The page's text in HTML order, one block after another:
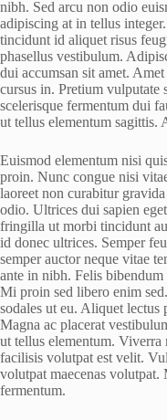
nibh. Sed arcu non odio
adipiscing at in tellus
tincidunt id aliquet risus
phasellus vestibulum.
dui accumsan sit amet.
cursus in. Pretium vulputate
scelerisque fermentum dui
ut tellus elementum sagittis.
Euismod elementum nisi
proin. Nunc congue nisi
laoreet non curabitur
odio. Ultrices dui sapien
fringilla ut morbi tincidunt
id donec ultrices. Semper
semper auctor neque vitae
ante in nibh. Felis bibendum
Mi proin sed libero enim
sodales ut eu. Aliquet
Magna ac placerat
ut tellus elementum. Viverra
facilisis volutpat est velit.
volutpat maecenas volutpat.
fermentum.